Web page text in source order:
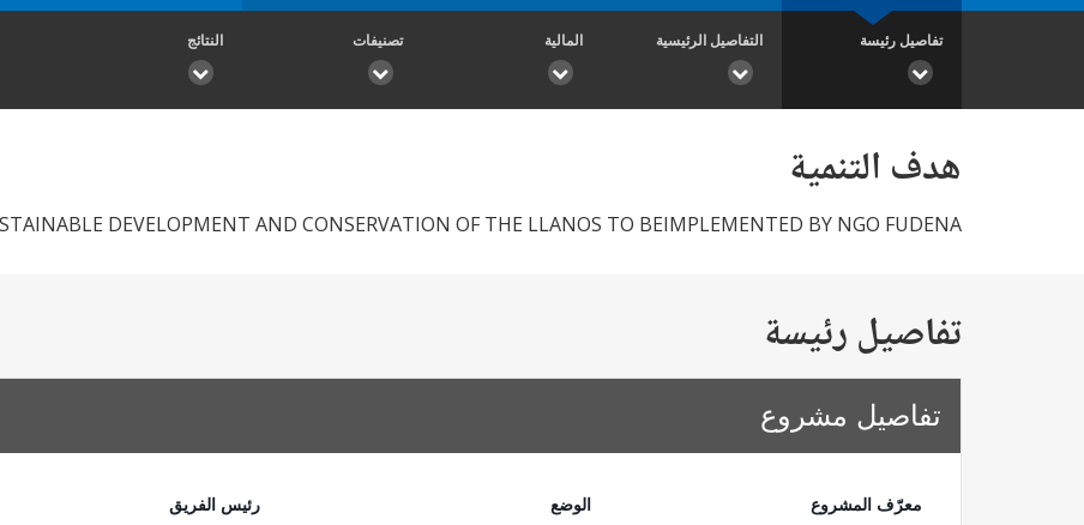
تفاصيل رئيسة التفاصيل الرئيسية المالية تصنيفات النتائج
هدف التنمية
DEVELOPMENT AND CONSERVATION OF THE LLANOS TO BEIMPLEMENTED BY NGO FUDENA.
تفاصيل رئيسة
تفاصيل مشروع
معرّف المشروع
الوضع
رئيس الفريق